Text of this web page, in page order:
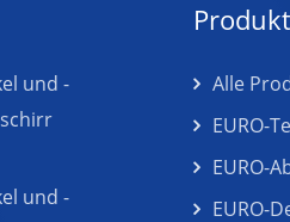
und -
und -
Alle
EURO-
EURO-
EURO-